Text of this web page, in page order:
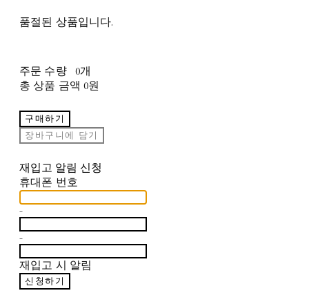
품절된 상품입니다.
주문 수량
0개
총 상품 금액 0원
구매하기
장바구니에 담기
재입고 알림 신청
휴대폰 번호
-
-
재입고 시 알림
신청하기